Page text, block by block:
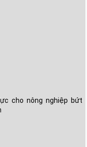
cho nông nghiệp bứt